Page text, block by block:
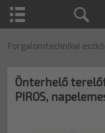
Forgalomtechnikai
Önterhelő
PIROS,